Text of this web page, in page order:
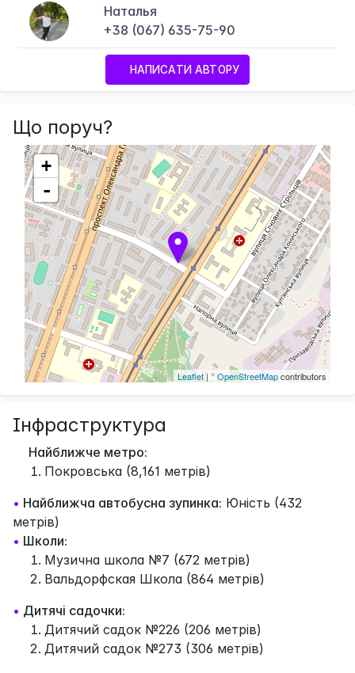
Наталья
+38 (067) 635-75-90
НАПИСАТИ АВТОРУ
Що поруч?
+
-
Leaflet | ©OpenStreetMapcontributors
Інфраструктура
Найближче метро:
Покровська (8,161 метрів)
• Найближча автобусна зупинка: Юність (432
метрів)
• Школи:
Музична школа №7 (672 метрів)
Вальдорфская Школа (864 метрів)
• Дитячі садочки:
Дитячий садок №226 (206 метрів)
Дитячий садок №273 (306 метрів)